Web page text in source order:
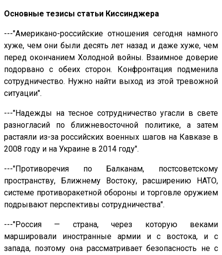
Основные тезисы статьи Киссинджера
---"Американо-российские отношения сегодня намного
хуже, чем они были десять лет назад и даже хуже, чем
перед окончанием Холодной войны. Взаимное доверие
подорвано с обеих сторон. Конфронтация подменила
сотрудничество. Нужно найти выход из этой тревожной
ситуации".
---"Надежды на тесное сотрудничество угасли в свете
разногласий по ближневосточной политике, а затем
растаяли из-за российских военных шагов на Кавказе в
2008 году и на Украине в 2014 году".
---"Противоречия по Балканам, постсоветскому
пространству, Ближнему Востоку, расширению НАТО,
системе противоракетной обороны и торговле оружием
подрывают перспективы сотрудничества".
---"Россия — страна, через которую веками
маршировали иностранные армии и с востока, и с
запада, поэтому она рассматривает безопасность не с